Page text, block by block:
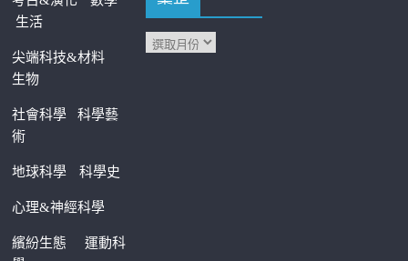
生活
尖端科技&材料
生物
社會科學科學藝
術
地球科學 科學史
心理&神經科學
繽紛生態運動科